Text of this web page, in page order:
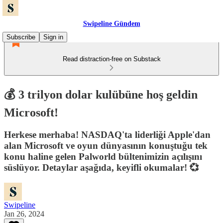
Swipeline Gündem
Subscribe
Sign in
Read distraction-free on Substack
💰 3 trilyon dolar kulübüne hoş geldin
Microsoft!
Herkese merhaba! NASDAQ'ta liderliği Apple'dan
alan Microsoft ve oyun dünyasının konuştuğu tek
konu haline gelen Palworld bültenimizin açılışını
süslüyor. Detaylar aşağıda, keyifli okumalar! 💞
Swipeline
Jan 26, 2024